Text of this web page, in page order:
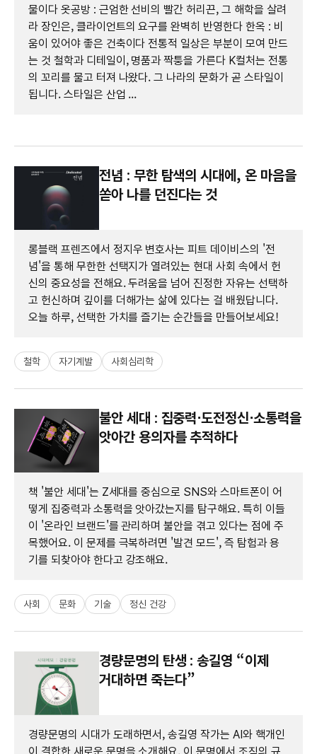
물이다 옷공방 : 근엄한 선비의 빨간 허리끈, 그 해학을 살려
라 장인은, 클라이언트의 요구를 완벽히 반영한다 한옥 : 비
움이 있어야 좋은 건축이다 전통적 일상은 부분이 모여 만드
는 것 철학과 디테일이, 명품과 짝퉁을 가른다 K컬처는 전통
의 꼬리를 물고 터져 나왔다. 그 나라의 문화가 곧 스타일이
됩니다. 스타일은 산업 ...
전념 : 무한 탐색의 시대에, 온 마음을
쏟아 나를 던진다는 것
롱블랙 프렌즈에서 정지우 변호사는 피트 데이비스의 '전
념'을 통해 무한한 선택지가 열려있는 현대 사회 속에서 헌
신의 중요성을 전해요. 두려움을 넘어 진정한 자유는 선택하
고 헌신하며 깊이를 더해가는 삶에 있다는 걸 배웠답니다.
오늘 하루, 선택한 가치를 즐기는 순간들을 만들어보세요!
철학 자기계발 사회심리학
불안 세대 : 집중력⋅도전정신⋅소통력을
앗아간 용의자를 추적하다
책 '불안 세대'는 Z세대를 중심으로 SNS와 스마트폰이 어
떻게 집중력과 소통력을 앗아갔는지를 탐구해요. 특히 이들
이 '온라인 브랜드'를 관리하며 불안을 겪고 있다는 점에 주
목했어요. 이 문제를 극복하려면 '발견 모드', 즉 탐험과 용
기를 되찾아야 한다고 강조해요.
사회 문화 기술 정신 건강
경량문명의 탄생 : 송길영 “이제
거대하면 죽는다”
경량문명의 시대가 도래하면서, 송길영 작가는 AI와 핵개인
이 결합한 새로운 문명을 소개해요. 이 문명에서 조직의 규